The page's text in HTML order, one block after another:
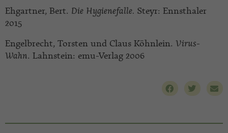
Ehgartner, Bert. Die Hygienefalle. Steyr: Ennsthaler
2015
Engelbrecht, Torsten und Claus Köhnlein. Virus-
Wahn. Lahnstein: emu-Verlag 2006